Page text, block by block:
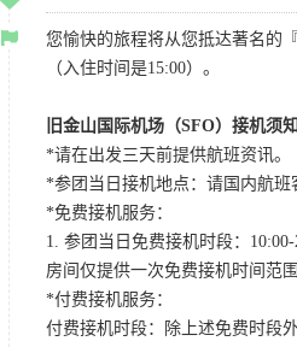
您愉快的旅程将从您抵达著名的
（入住时间是15:00）。
旧金山国际机场（SFO）接机须
*请在出发三天前提供航班资讯。
*参团当日接机地点：请国内航班
*免费接机服务：
1. 参团当日免费接机时段：
房间仅提供一次免费接机时间范
*付费接机服务：
付费接机时段：除上述免费时段